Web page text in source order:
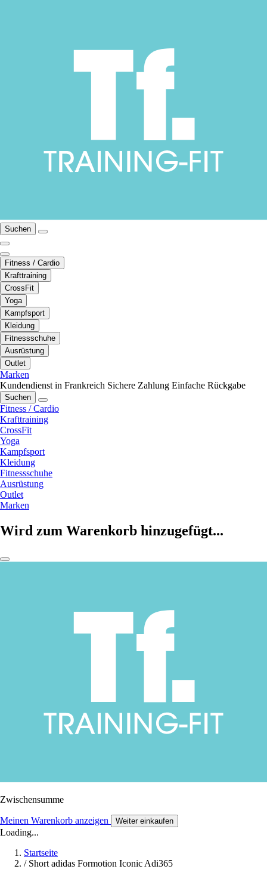
Suchen
Fitness / Cardio
Krafttraining
CrossFit
Yoga
Kampfsport
Kleidung
Fitnessschuhe
Ausrüstung
Outlet
Marken
Kundendienst in Frankreich Sichere Zahlung Einfache Rückgabe
Suchen
Fitness / Cardio
Krafttraining
CrossFit
Yoga
Kampfsport
Kleidung
Fitnessschuhe
Ausrüstung
Outlet
Marken
Wird zum Warenkorb hinzugefügt...
Zwischensumme
Meinen Warenkorb anzeigen Weiter einkaufen
Loading...
Startseite
/ Short adidas Formotion Iconic Adi365